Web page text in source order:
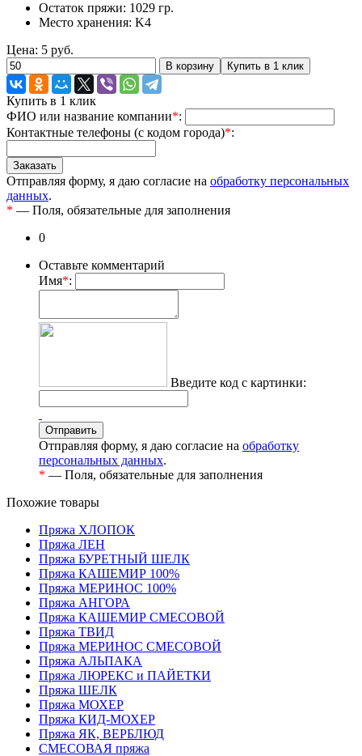
Остаток пряжи: 1029 гр.
Место хранения: K4
Цена: 5 руб.
Купить в 1 клик
ФИО или название компании*:
Контактные телефоны (с кодом города)*:
Отправляя форму, я даю согласие на обработку персональных
данных.
* — Поля, обязательные для заполнения
0
Оставьте комментарий
Имя*:
Введите код с картинки:
Отправить
Отправляя форму, я даю согласие на обработку
персональных данных.
* — Поля, обязательные для заполнения
Похожие товары
Пряжа ХЛОПОК
Пряжа ЛЕН
Пряжа БУРЕТНЫЙ ШЕЛК
Пряжа КАШЕМИР 100%
Пряжа МЕРИНОС 100%
Пряжа АНГОРА
Пряжа КАШЕМИР СМЕСОВОЙ
Пряжа ТВИД
Пряжа МЕРИНОС СМЕСОВОЙ
Пряжа АЛЬПАКА
Пряжа ЛЮРЕКС и ПАЙЕТКИ
Пряжа ШЕЛК
Пряжа МОХЕР
Пряжа КИД-МОХЕР
Пряжа ЯК, ВЕРБЛЮД
СМЕСОВАЯ пряжа